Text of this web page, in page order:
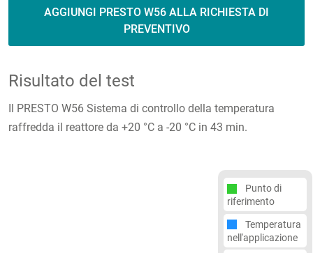
AGGIUNGI PRESTO W56 ALLA RICHIESTA DI
PREVENTIVO
Risultato del test
Il PRESTO W56 Sistema di controllo della temperatura
raffredda il reattore da +20 °C a -20 °C in 43 min.
Punto di
riferimento
Temperatura
nell'applicazione